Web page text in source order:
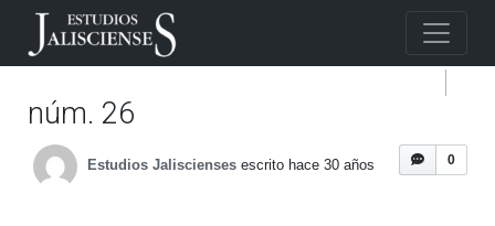
núm. 26
0
Estudios Jaliscienses escrito hace 30 años